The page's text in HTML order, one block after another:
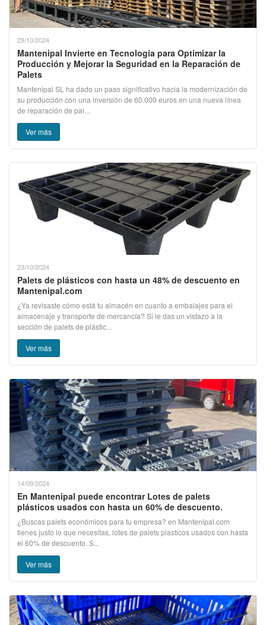
29/10/2024
Mantenipal Invierte en Tecnología para Optimizar la
Producción y Mejorar la Seguridad en la Reparación de
Palets
Mantenipal SL ha dado un paso significativo hacia la modernización de
su producción con una inversión de 60.000 euros en una nueva línea
de reparación de pal...
Ver más
23/10/2024
Palets de plásticos con hasta un 48% de descuento en
Mantenipal.com
¿Ya revisaste cómo está tu almacén en cuanto a embalajes para el
almacenaje y transporte de mercancía? Si le das un vistazo a la
sección de palets de plástic...
Ver más
14/09/2024
En Mantenipal puede encontrar Lotes de palets
plásticos usados con hasta un 60% de descuento.
¿Buscas palets económicos para tu empresa? en Mantenipal.com
tienes justo lo que necesitas, lotes de palets plasticos usados con hasta
el 60% de descuento. S...
Ver más